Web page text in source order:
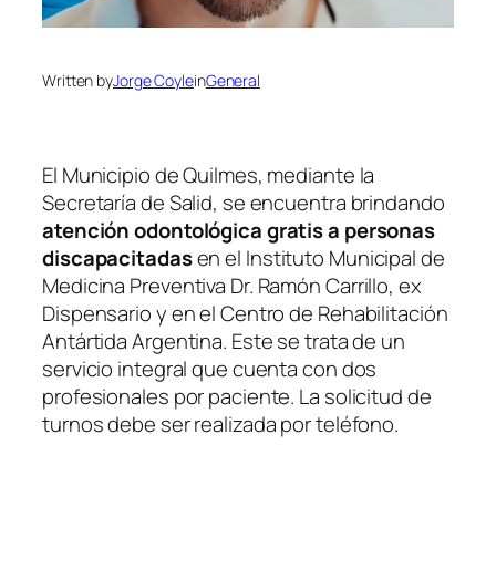
Written byJorge CoyleinGeneral
El Municipio de Quilmes, mediante la
Secretaría de Salid, se encuentra brindando
atención odontológica gratis a personas
discapacitadasen el Instituto Municipal de
Medicina Preventiva Dr. Ramón Carrillo, ex
Dispensario y en el Centro de Rehabilitación
Antártida Argentina. Este se trata de un
servicio integral que cuenta con dos
profesionales por paciente. La solicitud de
turnos debe ser realizada por teléfono.